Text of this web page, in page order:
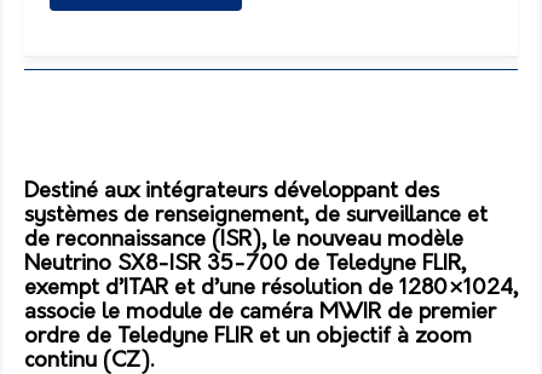
Destiné aux intégrateurs développant des
systèmes de renseignement, de surveillance et
de reconnaissance (ISR), le nouveau modèle
Neutrino SX8-ISR 35-700 de Teledyne FLIR,
exempt d’ITAR et d’une résolution de 1280×1024,
associe le module de caméra MWIR de premier
ordre de Teledyne FLIR et un objectif à zoom
continu (CZ).